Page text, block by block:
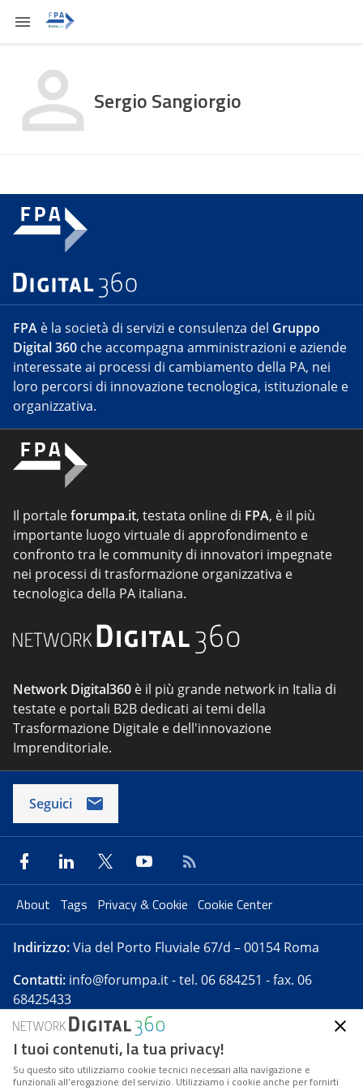
Sergio Sangiorgio
FPA è la società di servizi e consulenza del Gruppo
Digital 360 che accompagna amministrazioni e aziende
interessate ai processi di cambiamento della PA, nei
loro percorsi di innovazione tecnologica, istituzionale e
organizzativa.
Il portaleforumpa.it, testata online di FPA, è il più
importante luogo virtuale di approfondimento e
confronto tra le community di innovatori impegnate
nei processi di trasformazione organizzativa e
tecnologica della PA italiana.
Network Digital360 è il più grande network in Italia di
testate e portali B2B dedicati ai temi della
Trasformazione Digitale e dell'innovazione
Imprenditoriale.
Seguici
About Tags Privacy & Cookie Cookie Center
Indirizzo:Via del Porto Fluviale 67/d – 00154 Roma
Contatti: info@forumpa.it- tel. 06 684251 - fax. 06
68425433
Forumpa.itè una pubblicazione telematica iscritta
presso Registro della stampa del Tribunale di Roma -
Reg. n. 182 del 2 maggio 2008 - Direttore resp. Michela
I tuoi contenuti, la tua privacy!
Su questo sito utilizziamo cookie tecnici necessari alla navigazione e
funzionali all’erogazione del servizio. Utilizziamo i cookie anche per fornirti